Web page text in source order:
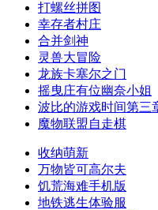
打螺丝拼图
幸存者村庄
合并剑神
灵兽大冒险
龙族卡塞尔之门
摇曳庄有位幽奈小姐
波比的游戏时间第三
魔物联盟自走棋
收纳萌新
万物皆可高尔夫
饥荒海难手机版
地铁逃生体验服